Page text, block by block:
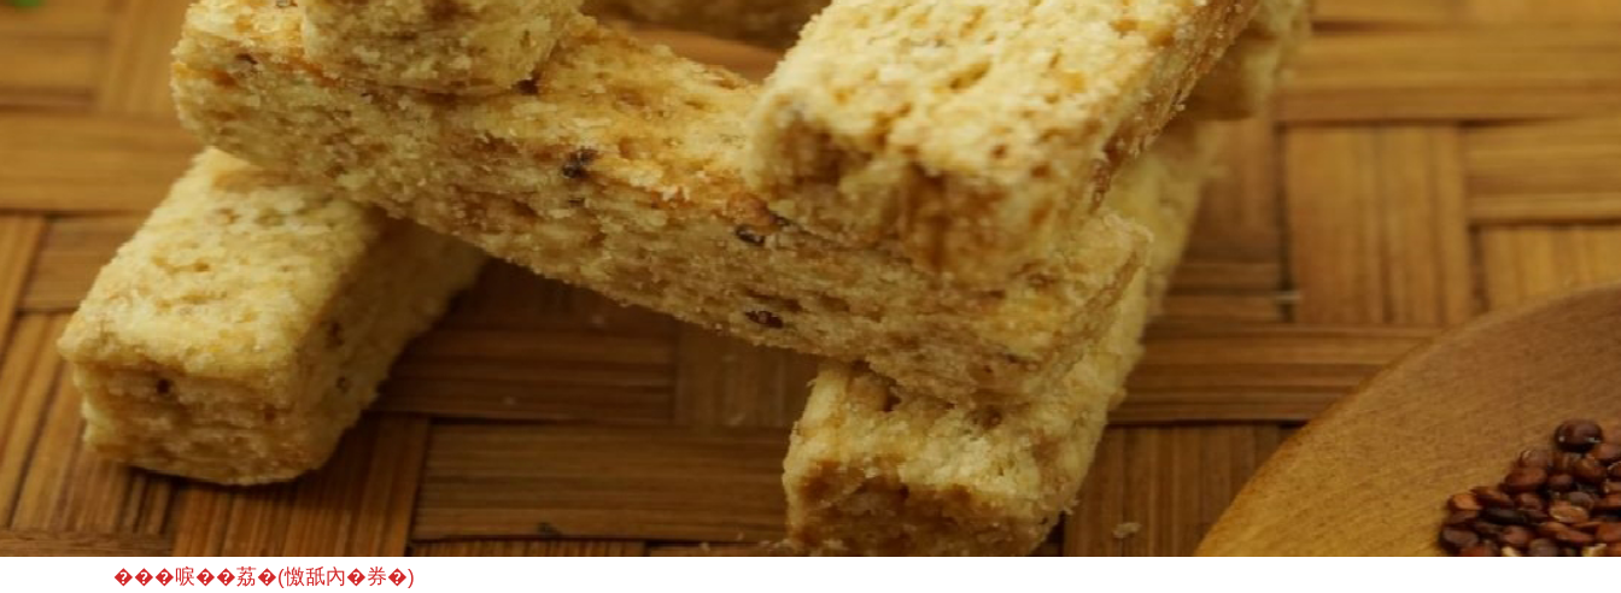
���唳��荔�(憿舐內�券�)